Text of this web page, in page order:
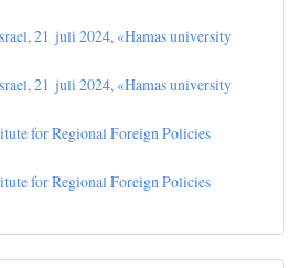
21 juli 2024, «Hamas university
21 juli 2024, «Hamas university
for Regional Foreign Policies
for Regional Foreign Policies